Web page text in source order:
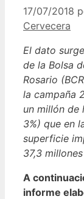
17/07/2018
Cervecera
El dato
de la Bolsa
Rosario
la campaña
un millón de
3%) que en
superficie
37,3
A
informe